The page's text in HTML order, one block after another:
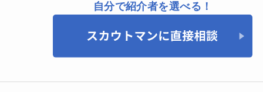
自分で紹介者を選べる！